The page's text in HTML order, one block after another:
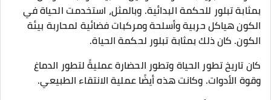
بمثابة تبلور للحكمة البدائية. وبالمثل، استخدمت الحياة في
الكون هياكل حربية وأسلحة ومركبات فضائية لمحاربة بيئة
الكون. كان ذلك بمثابة تبلور لحكمة الحياة.
كان تاريخ تطور الحياة وتطور الحضارة عمليةً لتطور الدماغ
وقوة الأدوات. وكانت هذه أيضًا عملية الانتقاء الطبيعي.